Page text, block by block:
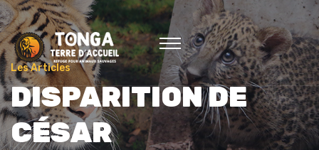
Les Articles
DISPARITION DE
CÉSAR